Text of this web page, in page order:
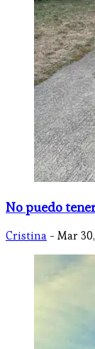
No puedo
Cristina - Mar